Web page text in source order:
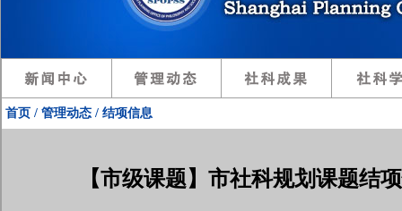
首页 / 管理动态 / 结项信息
【市级课题】市社科规划课题结